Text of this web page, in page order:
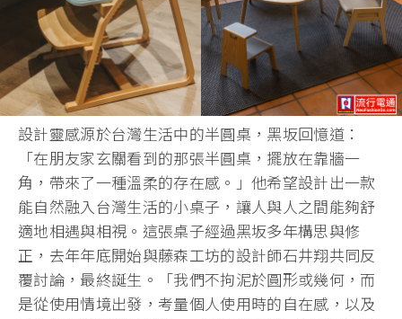
設計靈感源於台灣生活中的半圓桌，黑坂回憶道：
「在朋友家玄關看到的那張半圓桌，擺放在靠牆一
角，帶來了一種溫柔的存在感。」他希望設計出一款
能自然融入台灣生活的小桌子，讓人與人之間能夠舒
適地相遇與相視。這張桌子經過黑坂多年構思與修
正，去年年底開始與藤森工坊的設計師石井翔共同反
覆討論，最終誕生。「我們不拘泥於圓形或幾何，而
是從使用情境出發，考量個人使用時的自在感，以及